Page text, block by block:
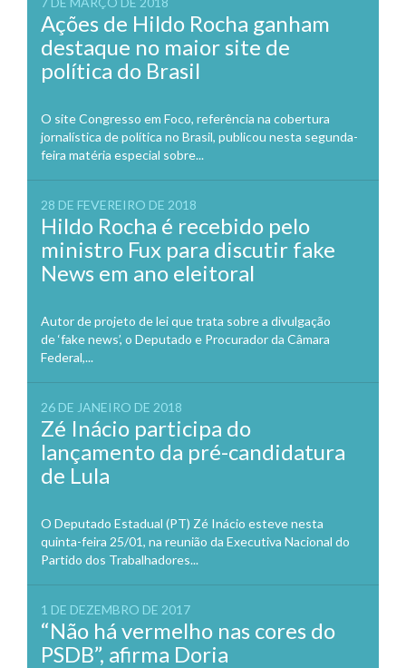
Ações de Hildo Rocha ganham
destaque no maior site de
política do Brasil
O site Congresso em Foco, referência na cobertura
jornalística de política no Brasil, publicou nesta segunda-
feira matéria especial sobre...
28 DE FEVEREIRO DE 2018
Hildo Rocha é recebido pelo
ministro Fux para discutir fake
News em ano eleitoral
Autor de projeto de lei que trata sobre a divulgação
de ‘fake news’, o Deputado e Procurador da Câmara
Federal,...
26 DE JANEIRO DE 2018
Zé Inácio participa do
lançamento da pré-candidatura
de Lula
O Deputado Estadual (PT) Zé Inácio esteve nesta
quinta-feira 25/01, na reunião da Executiva Nacional do
Partido dos Trabalhadores...
1 DE DEZEMBRO DE 2017
“Não há vermelho nas cores do
PSDB”, afirma Doria